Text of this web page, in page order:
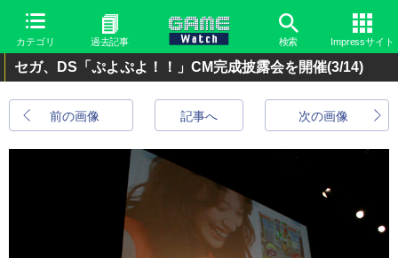
カテゴリ 過去記事 検索 Impressサイト
セガ、DS「ぷよぷよ！！」CM完成披露会を開催(3/14)
前の画像 次の画像
記事へ